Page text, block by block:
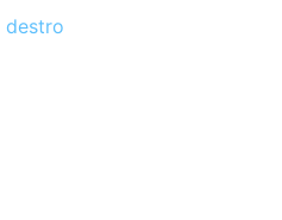
destro